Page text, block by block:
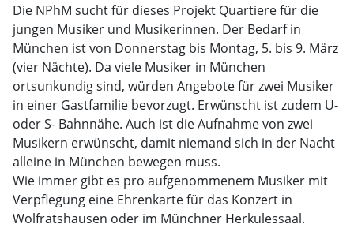
Die NPhM sucht für dieses Projekt Quartiere für die
jungen Musiker und Musikerinnen. Der Bedarf in
München ist von Donnerstag bis Montag, 5. bis 9. März
(vier Nächte). Da viele Musiker in München
ortsunkundig sind, würden Angebote für zwei Musiker
in einer Gastfamilie bevorzugt. Erwünscht ist zudem U-
oder S- Bahnnähe. Auch ist die Aufnahme von zwei
Musikern erwünscht, damit niemand sich in der Nacht
alleine in München bewegen muss.
Wie immer gibt es pro aufgenommenem Musiker mit
Verpflegung eine Ehrenkarte für das Konzert in
Wolfratshausen oder im Münchner Herkulessaal.